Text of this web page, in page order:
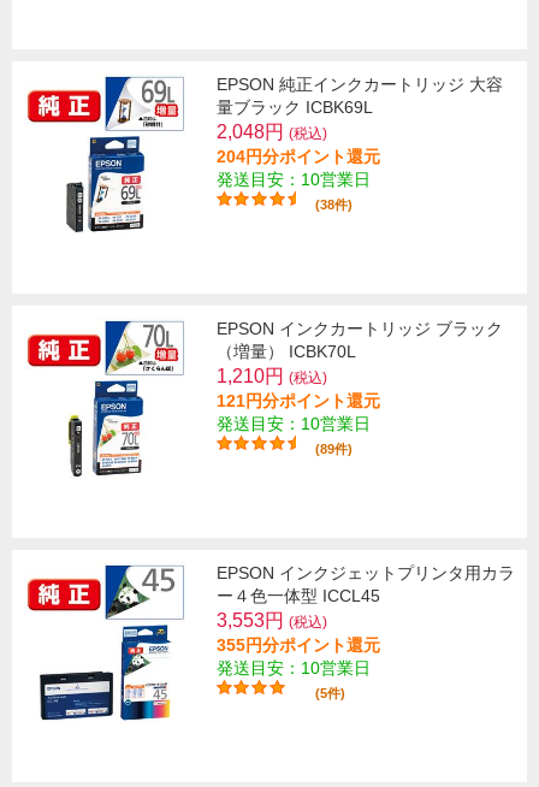
EPSON 純正インクカートリッジ 大容
量ブラック ICBK69L
2,048円 (税込)
204円分ポイント還元
発送目安：10営業日
(38件)
EPSON インクカートリッジ ブラック
（増量） ICBK70L
1,210円 (税込)
121円分ポイント還元
発送目安：10営業日
(89件)
EPSON インクジェットプリンタ用カラ
ー４色一体型 ICCL45
3,553円 (税込)
355円分ポイント還元
発送目安：10営業日
(5件)